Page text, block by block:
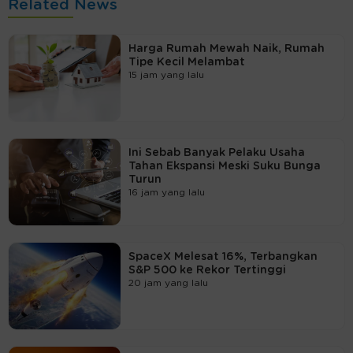
Related News
Harga Rumah Mewah Naik, Rumah
Tipe Kecil Melambat
15 jam yang lalu
Ini Sebab Banyak Pelaku Usaha
Tahan Ekspansi Meski Suku Bunga
Turun
16 jam yang lalu
SpaceX Melesat 16%, Terbangkan
S&P 500 ke Rekor Tertinggi
20 jam yang lalu